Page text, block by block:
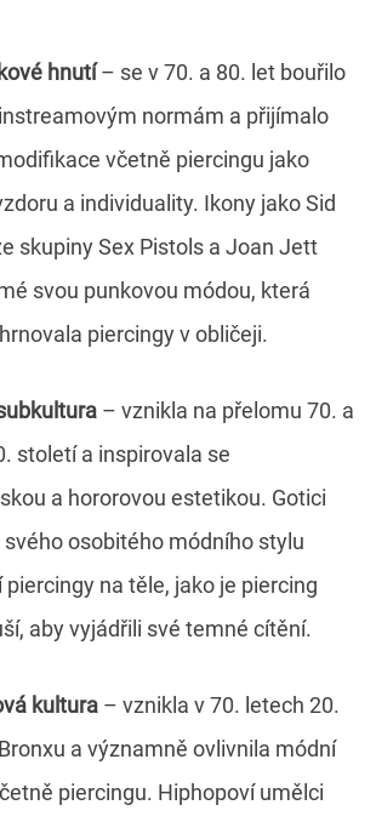
hnutí– se v 70. a 80. let bouřilo
normám a přijímalo
včetně piercingu jako
a individuality. Ikony jako Sid
skupiny Sex Pistols a Joan Jett
svou punkovou módou, která
piercingy v obličeji.
– vznikla na přelomu 70. a
století a inspirovala se
a hororovou estetikou. Gotici
osobitého módního stylu
piercingy na těle, jako je piercing
aby vyjádřili své temné cítění.
kultura – vznikla v 70. letech 20.
a významně ovlivnila módní
piercingu. Hiphopoví umělci